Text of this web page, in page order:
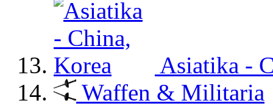
Asiatika -
Waffen & Militaria